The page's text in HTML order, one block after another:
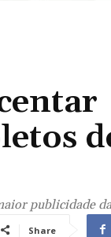
publicidade
Share